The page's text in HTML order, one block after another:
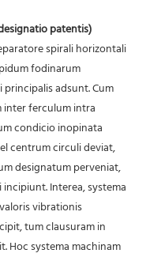
patentis)
spirali horizontali
fodinarum
adsunt. Cum
inter ferculum intra
condicio inopinata
centrum circuli deviat,
designatum perveniat,
Interea, systema
vibrationis
tum clausuram in
Hoc systema machinam